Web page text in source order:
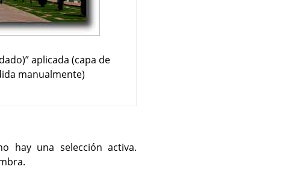
”aplicada (capa de
manualmente)
hay una selección activa.